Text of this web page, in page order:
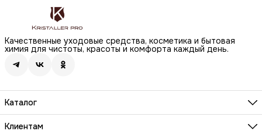
Качественные уходовые средства, косметика и бытовая
химия для чистоты, красоты и комфорта каждый день.
Каталог
Бренды
Волосы
Клиентам